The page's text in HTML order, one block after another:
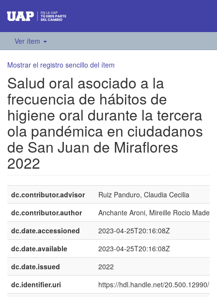
Ver ítem
Mostrar el registro sencillo del ítem
Salud oral asociado a la
frecuencia de hábitos de
higiene oral durante la tercera
ola pandémica en ciudadanos
de San Juan de Miraflores
2022
dc.contributor.advisor
Ruiz Panduro, Claudia Cecilia
dc.contributor.author
Anchante Aroni, Mireille Rocio
dc.date.accessioned
2023-04-25T20:16:08Z
dc.date.available
2023-04-25T20:16:08Z
dc.date.issued
2022
dc.identifier.uri
https://hdl.handle.net/20.500.12990/